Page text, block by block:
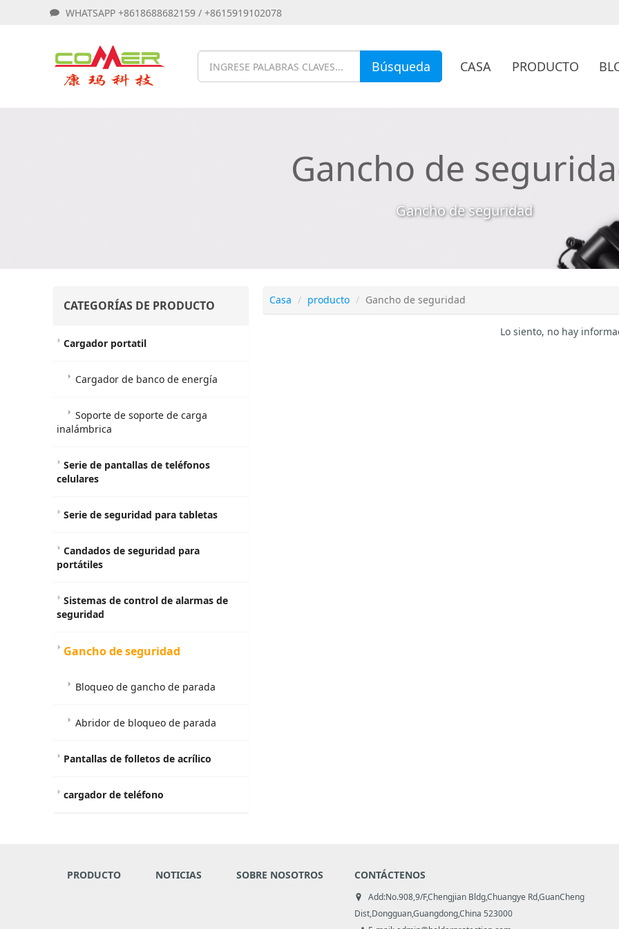
WHATSAPP +8618688682159 / +8615919102078
Búsqueda CASA PRODUCTO
Gancho de
Gancho de seguridad
CATEGORÍAS DE PRODUCTO
Cargador portatil
Cargador de banco de energía
Soporte de soporte de carga
inalámbrica
Serie de pantallas de teléfonos
celulares
Serie de seguridad para tabletas
Candados de seguridad para
portátiles
Sistemas de control de alarmas de
seguridad
Gancho de seguridad
Bloqueo de gancho de parada
Abridor de bloqueo de parada
Pantallas de folletos de acrílico
cargador de teléfono
Casa producto Gancho de seguridad
Lo siento, no hay
PRODUCTO NOTICIAS SOBRE NOSOTROS CONTÁCTENOS
Add:No.908,9/F,Chengjian Bldg,Chuangye Rd,GuanCheng
Dist,Dongguan,Guangdong,China 523000